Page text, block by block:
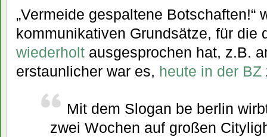
„Vermeide gespaltene Botschaften!“
kommunikativen Grundsätze, für die
wiederholt ausgesprochen hat, z.B.
erstaunlicher war es, heute in der BZ
Mit dem Slogan be berlin
zwei Wochen auf großen